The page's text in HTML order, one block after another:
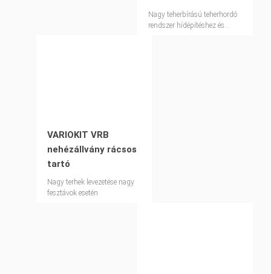
Nagy teherbírású teherhordó
rendszer hídépítéshez és
VARIOKIT VRB
nehézállvány rácsos
tartó
Nagy terhek levezetése nagy
fesztávok esetén